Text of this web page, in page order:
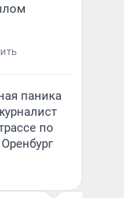
паника
по